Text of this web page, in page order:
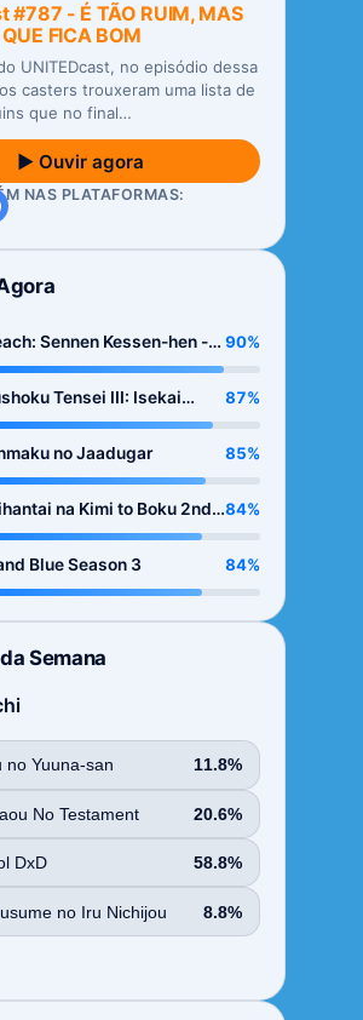
#787 - É TÃO RUIM, MAS
FICA BOM
UNITEDcast, no episódio dessa
casters trouxeram uma lista de
que no final…
▶ Ouvir agora
NAS PLATAFORMAS:
Sennen Kessen-hen -
tan
90%
Tensei III: Isekai
Honki Dasu
87%
no Jaadugar 85%
na Kimi to Boku 2nd
84%
Blue Season 3 84%
Semana
no Yuuna-san 11.8%
No Testament 20.6%
DxD 58.8%
no Iru Nichijou 8.8%